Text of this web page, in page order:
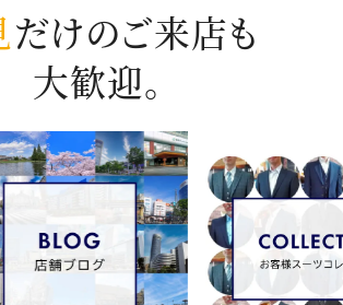
だけのご来店も
大歓迎。